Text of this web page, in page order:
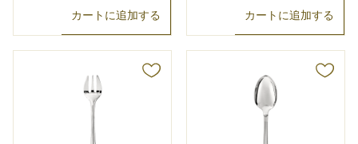
カートに追加する カートに追加する